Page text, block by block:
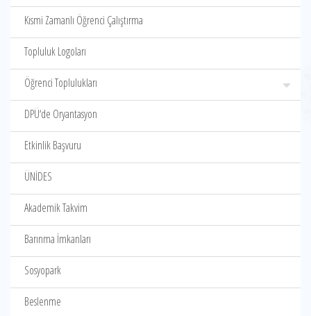
Kısmi Zamanlı Öğrenci Çalıştırma
Topluluk Logoları
Öğrenci Toplulukları
DPÜ‘de Oryantasyon
Etkinlik Başvuru
ÜNİDES
Akademik Takvim
Barınma İmkanları
Sosyopark
Beslenme